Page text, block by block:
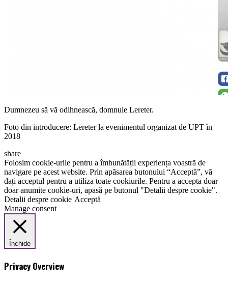
Dumnezeu să vă odihnească, domnule Lereter.
Foto din introducere: Lereter la evenimentul organizat de UPT în
2018
share
Folosim cookie-urile pentru a îmbunătății experiența voastră de
navigare pe acest website. Prin apăsarea butonului “Acceptă”, vă
dați acceptul pentru a utiliza toate cookiurile. Pentru a accepta doar
doar anumite cookie-uri, apasă pe butonul "Detalii despre cookie".
Detalii despre cookie Acceptă
Manage consent
Închide
Privacy Overview